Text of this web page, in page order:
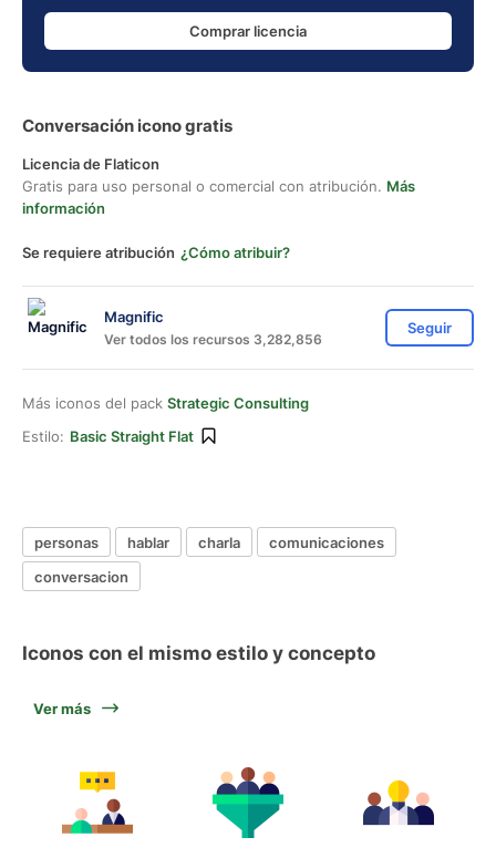
Comprar licencia
Conversación icono gratis
Licencia de Flaticon
Gratis para uso personal o comercial con atribución. Más
información
Se requiere atribución ¿Cómo atribuir?
Magnific
Ver todos los recursos 3,282,856
Seguir
Más iconos del pack Strategic Consulting
Estilo: Basic Straight Flat
personas hablar charla
comunicaciones
conversacion
Iconos con el mismo estilo y concepto
Ver más